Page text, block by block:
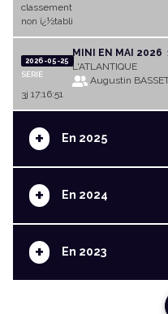
classement
non ï¿½tabli
2026-05-25
SERIE
MINI EN MAI 2026
L'ATLANTIQUE
Augustin
3j 17:16:51
+ En 2025
+ En 2024
+ En 2023